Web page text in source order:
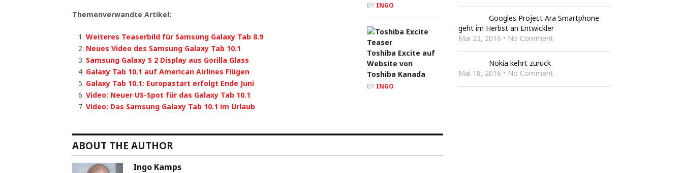
Themenverwandte Artikel:
Weiteres Teaserbild für Samsung Galaxy Tab 8.9
Neues Video des Samsung Galaxy Tab 10.1
Samsung Galaxy S 2 Display aus Gorilla Glass
Galaxy Tab 10.1 auf American Airlines Flügen
Galaxy Tab 10.1: Europastart erfolgt Ende Juni
Video: Neuer US-Spot für das Galaxy Tab 10.1
Video: Das Samsung Galaxy Tab 10.1 im Urlaub
BY INGO
Toshiba Excite auf
Website von
Toshiba Kanada
BY INGO
ABOUT THE AUTHOR
Ingo Kamps
Googles Project Ara Smartphone
geht im Herbst an Entwickler
Mai 23, 2016 • No Comment
Nokia kehrt zurück
Mai 18, 2016 • No Comment